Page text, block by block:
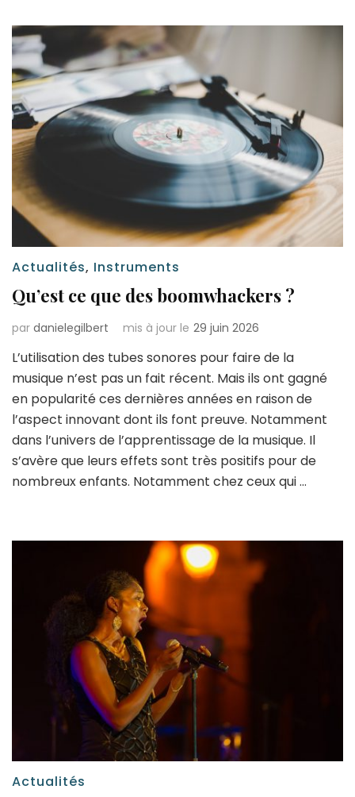
Actualités, Instruments
Qu’est ce que des boomwhackers ?
par danielegilbert mis à jour le 29 juin 2026
L’utilisation des tubes sonores pour faire de la
musique n’est pas un fait récent. Mais ils ont gagné
en popularité ces dernières années en raison de
l’aspect innovant dont ils font preuve. Notamment
dans l’univers de l’apprentissage de la musique. Il
s’avère que leurs effets sont très positifs pour de
nombreux enfants. Notamment chez ceux qui …
Actualités